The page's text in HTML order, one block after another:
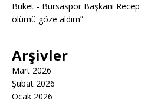
Buket - Bursaspor Başkanı
ölümü göze aldım”
Arşivler
Mart 2026
Şubat 2026
Ocak 2026